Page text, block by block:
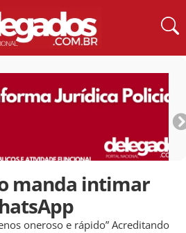
manda intimar
oneroso e rápido” Acreditando